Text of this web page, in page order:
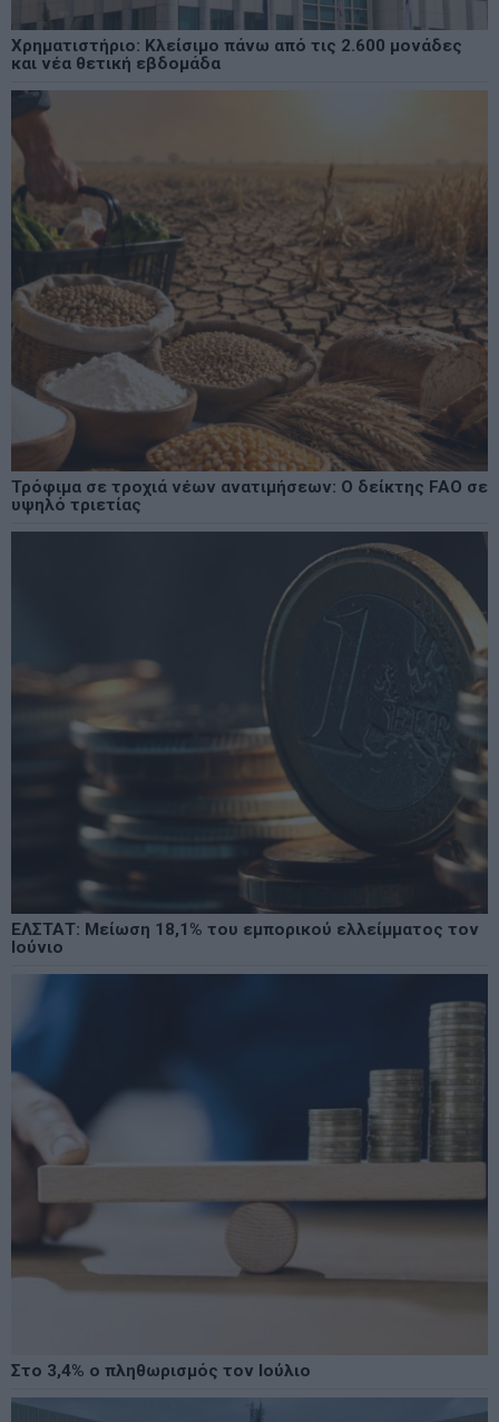
Χρηματιστήριο: Κλείσιμο πάνω από τις 2.600 μονάδες
και νέα θετική εβδομάδα
Τρόφιμα σε τροχιά νέων ανατιμήσεων: Ο δείκτης FAO σε
υψηλό τριετίας
ΕΛΣΤΑΤ: Μείωση 18,1% του εμπορικού ελλείμματος τον
Ιούνιο
Στο 3,4% ο πληθωρισμός τον Ιούλιο